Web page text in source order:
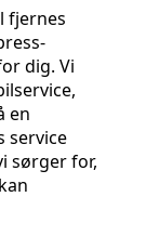
fjernes
dig. Vi
en
service
sørger for,